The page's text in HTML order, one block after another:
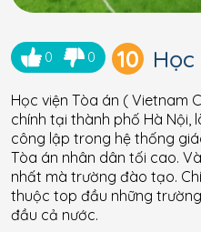
0 0 10
Học viện Tòa án ( Vietnam
chính tại thành phố Hà Nội,
công lập trong hệ thống
Tòa án nhân dân tối cao.
nhất mà trường đào tạo.
thuộc top đầu những
đầu cả nước.